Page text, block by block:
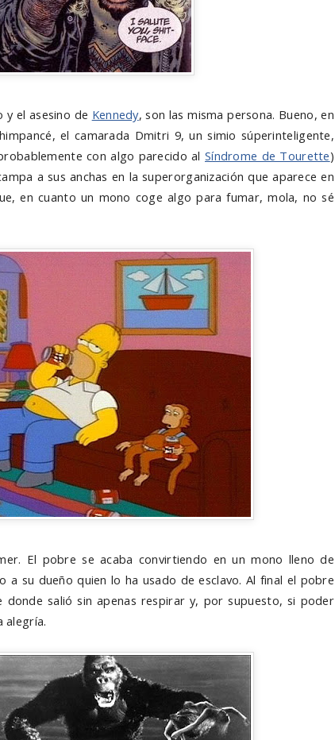
y el asesino de Kennedy, son las misma persona. Bueno, en
el camarada Dmitri 9, un simio súperinteligente,
con algo parecido al Síndrome de Tourette)
a sus anchas en la superorganización que aparece en
en cuanto un mono coge algo para fumar, mola, no sé
El pobre se acaba convirtiendo en un mono lleno de
a su dueño quien lo ha usado de esclavo. Al final el pobre
donde salió sin apenas respirar y, por supuesto, si poder
alegría.